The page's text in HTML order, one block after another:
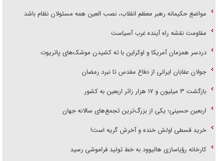
مواضع حکیمانه رهبر معظم انقلاب، نصب العین همه مسئولان نظام باشد
مقاومت نقشه راه آینده غرب آسیاست
دردسر همزمان آمریکا و اوکراین با ته کشیدن موشک‌های پاتریوت
جولان عقابان ایرانی از دفاع مقدس تا نبرد رمضان
بازگشت ۳ میلیون و ۱۷ هزار زائر اربعین به کشور
اربعین حسینی؛ یکی از بزرگ‌ترین تجمع‌های سالانه جهان
خرید قسطی اولش خنده و آخرش گریه است!
کارخانه رؤیاسازی هالیوود به خط تولید فراموشی رسید